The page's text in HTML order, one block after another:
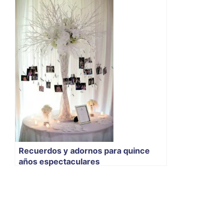
Recuerdos y adornos para quince
años espectaculares